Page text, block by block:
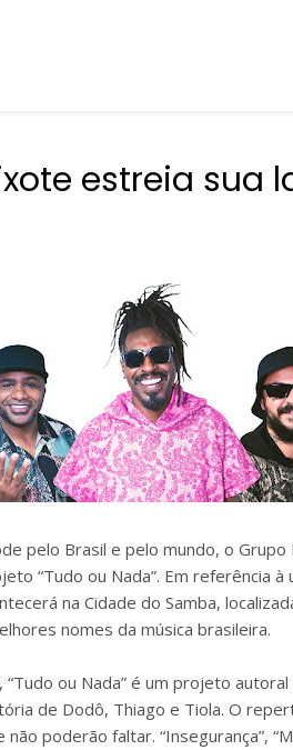
estreia sua
pelo Brasil e pelo mundo, o
“Tudo ou Nada”. Em referência
na Cidade do Samba,
nomes da música brasileira.
ou Nada” é um projeto
de Dodô, Thiago e Tiola. O
poderão faltar. “Insegurança”,